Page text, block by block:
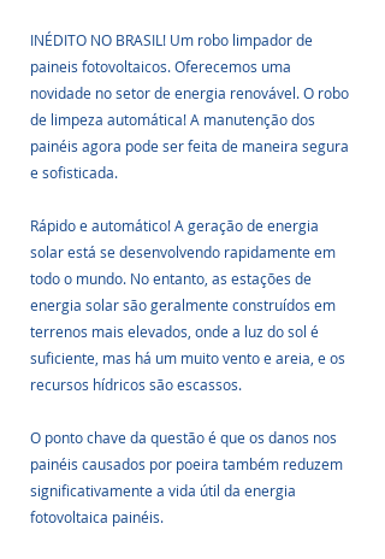
INÉDITO NO BRASIL! Um robo limpador de
paineis fotovoltaicos. Oferecemos uma
novidade no setor de energia renovável. O robo
de limpeza automática! A manutenção dos
painéis agora pode ser feita de maneira segura
e sofisticada.
Rápido e automático! A geração de energia
solar está se desenvolvendo rapidamente em
todo o mundo. No entanto, as estações de
energia solar são geralmente construídos em
terrenos mais elevados, onde a luz do sol é
suficiente, mas há um muito vento e areia, e os
recursos hídricos são escassos.
O ponto chave da questão é que os danos nos
painéis causados ​​por poeira também reduzem
significativamente a vida útil da energia
fotovoltaica painéis.